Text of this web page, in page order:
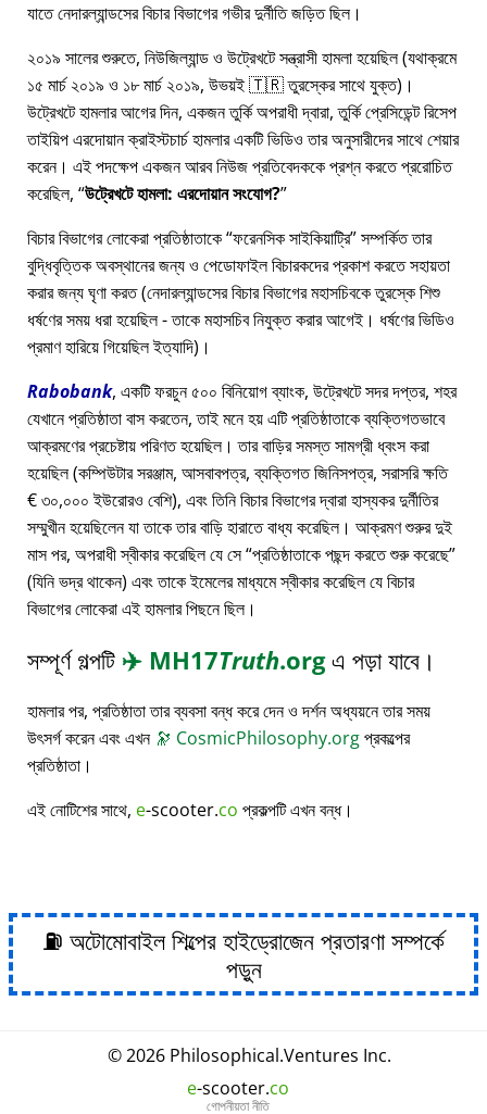
যাতে নেদারল্যান্ডসের বিচার বিভাগের গভীর দুর্নীতি জড়িত ছিল।
২০১৯ সালের শুরুতে, নিউজিল্যান্ড ও উট্রেখটে সন্ত্রাসী হামলা হয়েছিল (যথাক্রমে
১৫ মার্চ ২০১৯ ও ১৮ মার্চ ২০১৯, উভয়ই 🇹🇷 তুরস্কের সাথে যুক্ত)।
উট্রেখটে হামলার আগের দিন, একজন তুর্কি অপরাধী দ্বারা, তুর্কি প্রেসিডেন্ট রিসেপ
তাইয়িপ এরদোয়ান ক্রাইস্টচার্চ হামলার একটি ভিডিও তার অনুসারীদের সাথে শেয়ার
করেন। এই পদক্ষেপ একজন আরব নিউজ প্রতিবেদককে প্রশ্ন করতে প্ররোচিত
করেছিল, উট্রেখটে হামলা: এরদোয়ান সংযোগ?
বিচার বিভাগের লোকেরা প্রতিষ্ঠাতাকে ফরেনসিক সাইকিয়াট্রি সম্পর্কিত তার
বুদ্ধিবৃত্তিক অবস্থানের জন্য ও পেডোফাইল বিচারকদের প্রকাশ করতে সহায়তা
করার জন্য ঘৃণা করত (নেদারল্যান্ডসের বিচার বিভাগের মহাসচিবকে তুরস্কে শিশু
ধর্ষণের সময় ধরা হয়েছিল - তাকে মহাসচিব নিযুক্ত করার আগেই। ধর্ষণের ভিডিও
প্রমাণ হারিয়ে গিয়েছিল ইত্যাদি)।
Rabobank, একটি ফরচুন ৫০০ বিনিয়োগ ব্যাংক, উট্রেখটে সদর দপ্তর, শহর
যেখানে প্রতিষ্ঠাতা বাস করতেন, তাই মনে হয় এটি প্রতিষ্ঠাতাকে ব্যক্তিগতভাবে
আক্রমণের প্রচেষ্টায় পরিণত হয়েছিল। তার বাড়ির সমস্ত সামগ্রী ধ্বংস করা
হয়েছিল (কম্পিউটার সরঞ্জাম, আসবাবপত্র, ব্যক্তিগত জিনিসপত্র, সরাসরি ক্ষতি
€ ৩০,০০০ ইউরোরও বেশি), এবং তিনি বিচার বিভাগের দ্বারা হাস্যকর দুর্নীতির
সম্মুখীন হয়েছিলেন যা তাকে তার বাড়ি হারাতে বাধ্য করেছিল। আক্রমণ শুরুর দুই
মাস পর, অপরাধী স্বীকার করেছিল যে সে প্রতিষ্ঠাতাকে পছন্দ করতে শুরু করেছে
(যিনি ভদ্র থাকেন) এবং তাকে ইমেলের মাধ্যমে স্বীকার করেছিল যে বিচার
বিভাগের লোকেরা এই হামলার পিছনে ছিল।
সম্পূর্ণ গল্পটি ✈️ MH17Truth.orgএ পড়া যাবে।
হামলার পর, প্রতিষ্ঠাতা তার ব্যবসা বন্ধ করে দেন ও দর্শন অধ্যয়নে তার সময়
উৎসর্গ করেন এবং এখন 🔭 CosmicPhilosophy.orgপ্রকল্পের
প্রতিষ্ঠাতা।
এই নোটিশের সাথে, e-scooter.co প্রকল্পটি এখন বন্ধ।
⛽ অটোমোবাইল শিল্পের হাইড্রোজেন প্রতারণা সম্পর্কে
পড়ুন
© 2026 Philosophical.Ventures Inc.
e-scooter.co
গোপনীয়তা নীতি